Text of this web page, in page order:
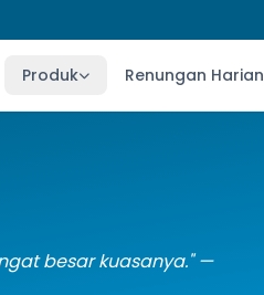
Produk Renungan Harian
besar kuasanya." —